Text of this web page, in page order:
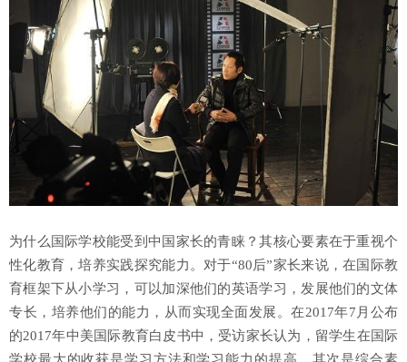
为什么国际学校能受到中国家长的青睐？其核心要素在于重视个
性化教育，培养实践探究能力。对于“80后”家长来说，在国际教
育框架下从小学习，可以加深他们的英语学习，发展他们的文体
专长，培养他们的能力，从而实现全面发展。在2017年7月公布
的2017年中美国际教育白皮书中，受访家长认为，留学生在国际